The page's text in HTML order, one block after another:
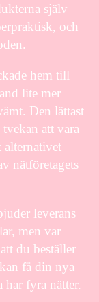
själv
och
hem till
lite mer
Den lättast
att vara
alternativet
nätföretagets
leverans
men var
du beställer
få din nya
har fyra nätter.